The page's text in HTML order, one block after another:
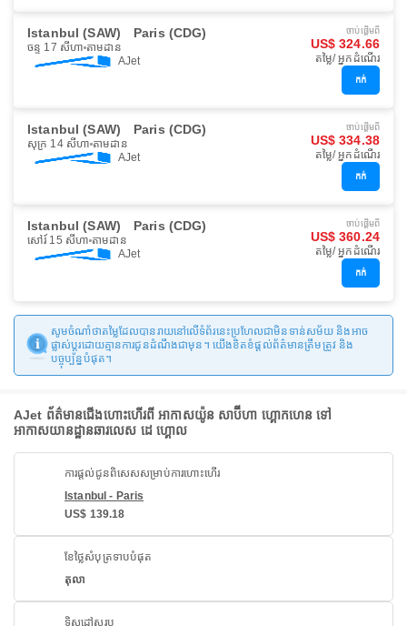
Istanbul (SAW) Paris (CDG)
ចន្ទ 17 សីហា តាមដាន
AJet
ចាប់ផ្ដើមពី
US$ 324.66
តម្លៃ/ អ្នកដំណើរ
កក់
Istanbul (SAW) Paris (CDG)
សុក្រ 14 សីហា តាមដាន
AJet
ចាប់ផ្ដើមពី
US$ 334.38
តម្លៃ/ អ្នកដំណើរ
កក់
Istanbul (SAW) Paris (CDG)
សៅរ៍ 15 សីហា តាមដាន
AJet
ចាប់ផ្ដើមពី
US$ 360.24
តម្លៃ/ អ្នកដំណើរ
កក់
សូមចំណាំថាតម្លៃដែលបានរាយនៅលើទំព័រនេះប្រហែលជាមិនទាន់សម័យ និងអាច
ផ្លាស់ប្តូរដោយគ្មានការជូនដំណឹងជាមុន។ យើងខិតខំផ្តល់ព័ត៌មានត្រឹមត្រូវ និង
បច្ចុប្បន្នបំផុត។
AJet ព័ត៌មានជើងហោះហើរពី អាកាសយ៉ូន សាប៊ីហា ហ្គោកហេន ទៅ
អាកាសយានដ្ឋានឆារលេស ដេ ហ្គោល
ការផ្តល់ជូនពិសេសសម្រាប់ការហោះហើរ
Istanbul - Paris
US$ 139.18
ខែថ្លៃសំបុត្រទាបបំផុត
តុលា
ទិសដៅសរុប